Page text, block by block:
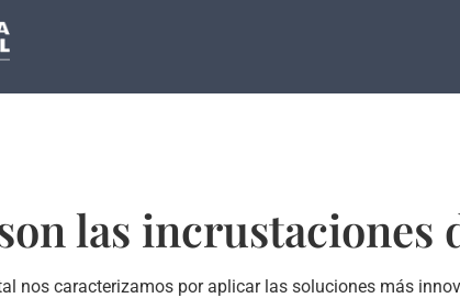
las incrustaciones
nos caracterizamos por aplicar las soluciones más